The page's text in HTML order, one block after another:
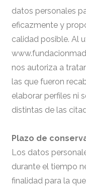
datos personales
eficazmente y
calidad posible. Al
nos autoriza a
las que fueron
elaborar perfiles ni
distintas de las
Plazo de
Los datos
durante el tiempo
finalidad para la